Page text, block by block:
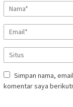
Simpan nama,
komentar saya